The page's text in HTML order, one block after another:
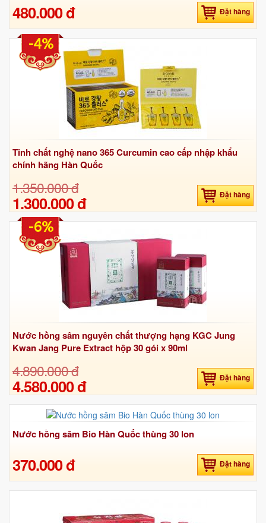
480.000 đ Đặt hàng
Tinh chất nghệ nano 365 Curcumin cao cấp nhập khẩu
chính hãng Hàn Quốc
1.350.000 đ
1.300.000 đ Đặt hàng
-4%
Nước hồng sâm nguyên chất thượng hạng KGC Jung
Kwan Jang Pure Extract hộp 30 gói x 90ml
4.890.000 đ
4.580.000 đ Đặt hàng
-6%
Nước hồng sâm Bio Hàn Quốc thùng 30 lon
370.000 đ Đặt hàng